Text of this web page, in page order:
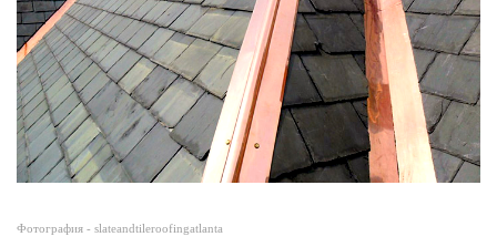
Фотография - slateandtileroofingatlanta